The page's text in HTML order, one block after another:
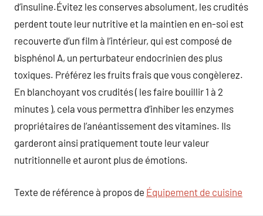
d’insuline.Évitez les conserves absolument, les crudités
perdent toute leur nutritive et la maintien en en-soi est
recouverte d’un film à l’intérieur, qui est composé de
bisphénol A, un perturbateur endocrinien des plus
toxiques. Préférez les fruits frais que vous congèlerez.
En blanchoyant vos crudités ( les faire bouillir 1 à 2
minutes ), cela vous permettra d’inhiber les enzymes
propriétaires de l’anéantissement des vitamines. Ils
garderont ainsi pratiquement toute leur valeur
nutritionnelle et auront plus de émotions.
Texte de référence à propos de Équipement de cuisine